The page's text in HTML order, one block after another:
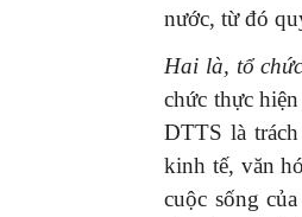
nước, từ đó
Hai là, tổ
chức thực
DTTS là
kinh tế, văn
cuộc sống